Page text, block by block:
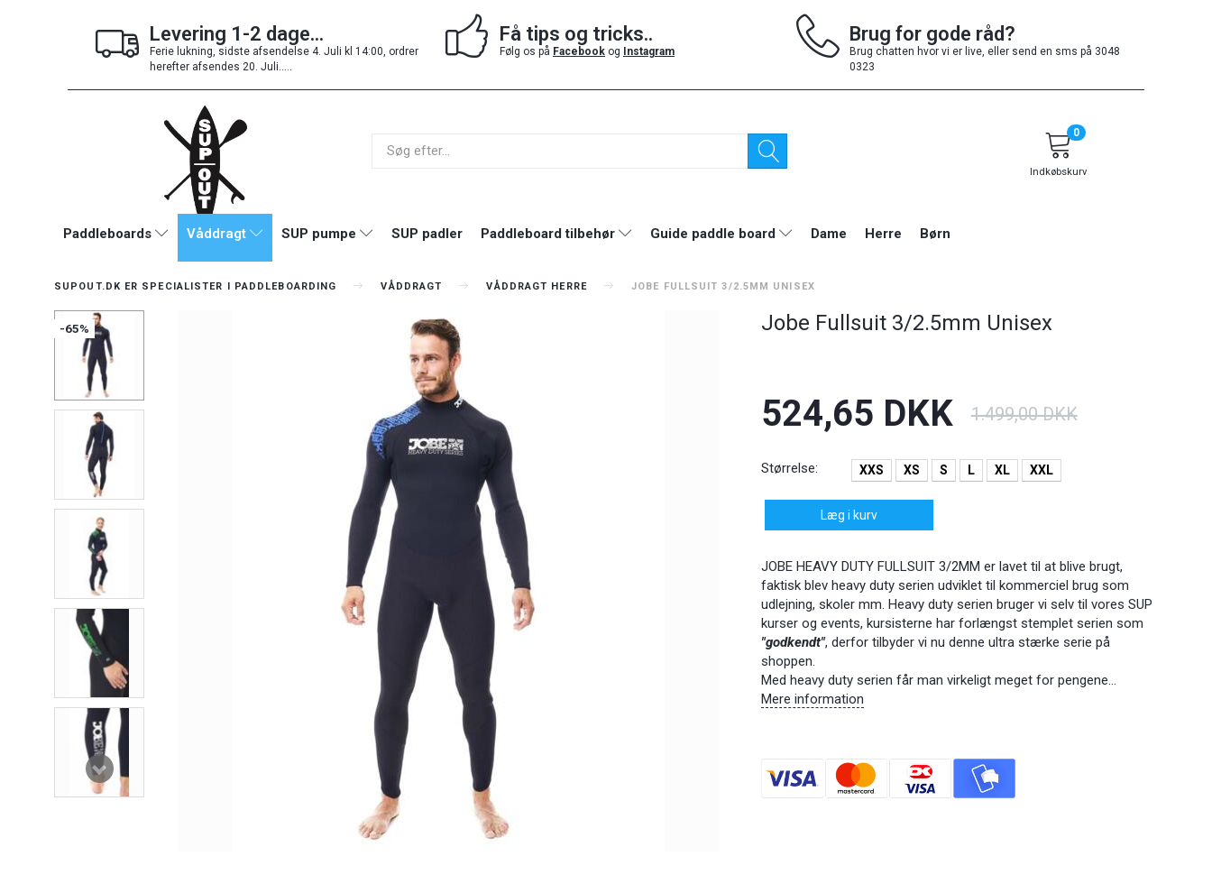
Levering 1-2 dage...
Ferie lukning, sidste afsendelse 4. Juli kl 14:00, ordrer
herefter afsendes 20. Juli.....
Få tips og tricks..
Følg os på Facebook og Instagram
Brug for gode råd?
Brug chatten hvor vi er live, eller send en sms på 3048
0323
Indkøbskurv
0
Paddleboards Våddragt SUP pumpe SUP padler Paddleboard tilbehør Guide paddle board Dame Herre Børn
SUPOUT.DK ER SPECIALISTER I PADDLEBOARDING VÅDDRAGT VÅDDRAGT HERRE JOBE FULLSUIT 3/2.5MM UNISEX
-65% Jobe Fullsuit 3/2.5mm Unisex
524,65 DKK 1.499,00 DKK
Størrelse: XXS XS S L XL XXL
Læg i kurv
JOBE HEAVY DUTY FULLSUIT 3/2MM er lavet til at blive brugt,
faktisk blev heavy duty serien udviklet til kommerciel brug som
udlejning, skoler mm. Heavy duty serien bruger vi selv til vores SUP
kurser og events, kursisterne har forlængst stemplet serien som
"godkendt", derfor tilbyder vi nu denne ultra stærke serie på
shoppen.
Med heavy duty serien får man virkeligt meget for pengene...
Mere information